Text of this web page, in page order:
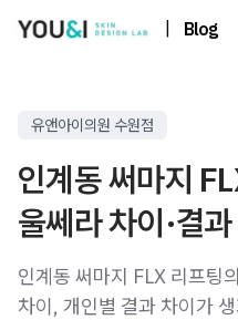
Blog
유앤아이의원 수원점
인계동 써마지
울쎄라 차이·결
인계동 써마지 FLX 리프팅
차이, 개인별 결과 차이가